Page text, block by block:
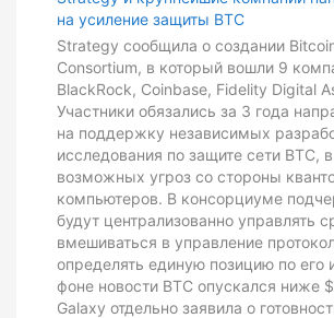
на усиление защиты BTC
Strategy сообщила о создании
Consortium, в который вошли 9
BlackRock, Coinbase, Fidelity Digital
Участники обязались за 3 года
на поддержку независимых
исследования по защите сети BTC,
возможных угроз со стороны
компьютеров. В консорциуме
будут централизованно управлять
вмешиваться в управление
определять единую позицию по его
фоне новости BTC опускался ниже
Galaxy отдельно заявила о